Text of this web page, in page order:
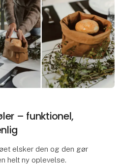
– funktionel,
elsker den og den gør
helt ny oplevelse.